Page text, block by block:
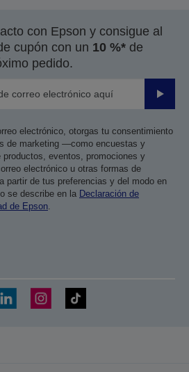
con Epson y consigue al
cupón con un 10 %* de
pedido.
Enviar
electrónico, otorgas tu consentimiento
de marketing —como encuestas y
eventos, promociones y
electrónico u otras formas de
partir de tus preferencias y del modo en
se describe en la Declaración de
de Epson.